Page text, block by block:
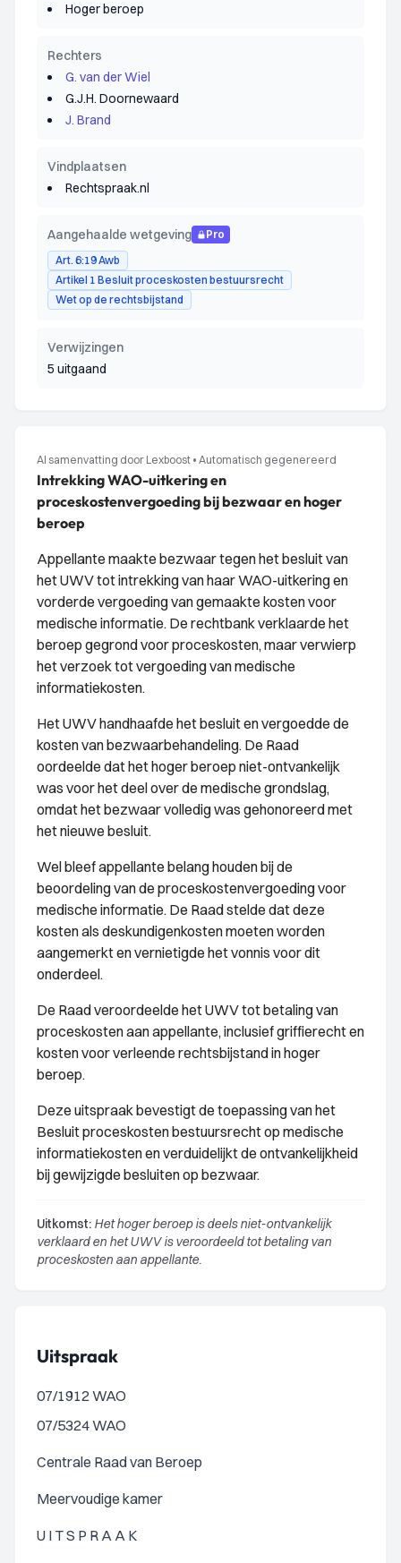
Hoger beroep
Rechters
G. van der Wiel
G.J.H. Doornewaard
J. Brand
Vindplaatsen
Rechtspraak.nl
Aangehaalde wetgeving
Pro
Art. 6:19 Awb
Artikel 1 Besluit proceskosten bestuursrecht
Wet op de rechtsbijstand
Verwijzingen
5 uitgaand
AI samenvatting door Lexboost • Automatisch gegenereerd
Intrekking WAO-uitkering en
proceskostenvergoeding bij bezwaar en hoger
beroep
Appellante maakte bezwaar tegen het besluit van
het UWV tot intrekking van haar WAO-uitkering en
vorderde vergoeding van gemaakte kosten voor
medische informatie. De rechtbank verklaarde het
beroep gegrond voor proceskosten, maar verwierp
het verzoek tot vergoeding van medische
informatiekosten.
Het UWV handhaafde het besluit en vergoedde de
kosten van bezwaarbehandeling. De Raad
oordeelde dat het hoger beroep niet-ontvankelijk
was voor het deel over de medische grondslag,
omdat het bezwaar volledig was gehonoreerd met
het nieuwe besluit.
Wel bleef appellante belang houden bij de
beoordeling van de proceskostenvergoeding voor
medische informatie. De Raad stelde dat deze
kosten als deskundigenkosten moeten worden
aangemerkt en vernietigde het vonnis voor dit
onderdeel.
De Raad veroordeelde het UWV tot betaling van
proceskosten aan appellante, inclusief griffierecht en
kosten voor verleende rechtsbijstand in hoger
beroep.
Deze uitspraak bevestigt de toepassing van het
Besluit proceskosten bestuursrecht op medische
informatiekosten en verduidelijkt de ontvankelijkheid
bij gewijzigde besluiten op bezwaar.
Uitkomst: Het hoger beroep is deels niet-ontvankelijk
verklaard en het UWV is veroordeeld tot betaling van
proceskosten aan appellante.
Uitspraak
07/1912 WAO
07/5324 WAO
Centrale Raad van Beroep
Meervoudige kamer
U I T S P R A A K